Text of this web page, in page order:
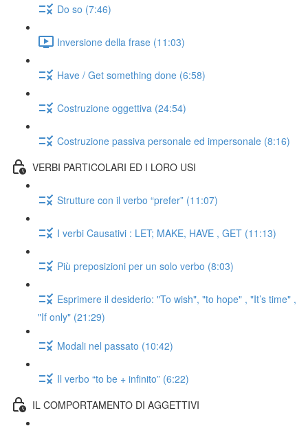
Do so (7:46)
Inversione della frase (11:03)
Have / Get something done (6:58)
Costruzione oggettiva (24:54)
Costruzione passiva personale ed impersonale (8:16)
VERBI PARTICOLARI ED I LORO USI
Strutture con il verbo “prefer” (11:07)
I verbi Causativi : LET; MAKE, HAVE , GET (11:13)
Più preposizioni per un solo verbo (8:03)
Esprimere il desiderio: "To wish", "to hope" , "It’s time" ,
"If only" (21:29)
Modali nel passato (10:42)
Il verbo “to be + infinito” (6:22)
IL COMPORTAMENTO DI AGGETTIVI